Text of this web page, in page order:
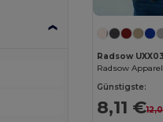
Radsow UXX03
Günstigste:
8,11 €